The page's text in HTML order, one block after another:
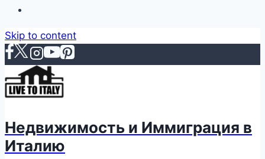
Skip to content
Недвижимость и Иммиграция в
Италию